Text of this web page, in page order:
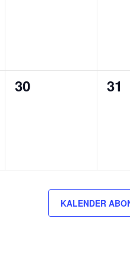
0
30
0
31
KALENDER